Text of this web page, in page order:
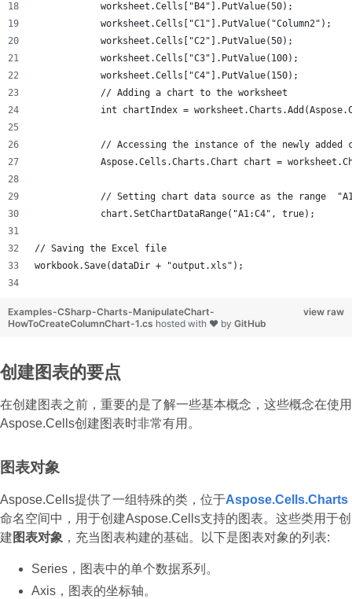
            worksheet.Cells["B4"].PutValue(50);
            worksheet.Cells["C1"].PutValue("Column2");
            worksheet.Cells["C2"].PutValue(50);
            worksheet.Cells["C3"].PutValue(100);
            worksheet.Cells["C4"].PutValue(150);
            // Adding a chart to the worksheet
int chartIndex =
// Accessing the instance of the newly added
Aspose.Cells.Charts.Chart chart =
// Setting chart data source as the range
            chart.SetChartDataRange("A1:C4", true);
// Saving the Excel file
workbook.Save(dataDir + "output.xls");
view raw
Examples-CSharp-Charts-ManipulateChart-
HowToCreateColumnChart-1.cs hosted with ❤ by GitHub
创建图表的要点
在创建图表之前，重要的是了解一些基本概念，这些概念在使用
Aspose.Cells创建图表时非常有用。
图表对象
Aspose.Cells提供了一组特殊的类，位于Aspose.Cells.Charts
命名空间中，用于创建Aspose.Cells支持的图表。这些类用于创
建 图表对象 ，充当图表构建的基础。以下是图表对象的列表:
Series，图表中的单个数据系列。
Axis，图表的坐标轴。